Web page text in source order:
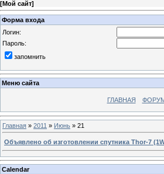
[Мой сайт]
Форма входа
Логин:
Пароль:
запомнить
Меню сайта
ГЛАВНАЯ
Главная » 2011 » Июнь » 21
Объявлено об изготовлении спутника Thor-7
Calendar